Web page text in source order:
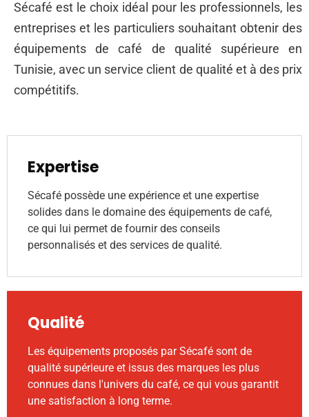
Sécafé est le choix idéal pour les professionnels, les
entreprises et les particuliers souhaitant obtenir des
équipements de café de qualité supérieure en
Tunisie, avec un service client de qualité et à des prix
compétitifs.
Expertise
Sécafé possède une expérience et une expertise
solides dans le domaine des équipements de café,
ce qui lui permet de fournir des conseils
personnalisés et des services de qualité.
Qualité
Les équipements proposés par Sécafé sont de
qualité supérieure et issus des marques les plus
connues dans l'univers du café, ce qui vous garantit
une satisfaction à long terme.